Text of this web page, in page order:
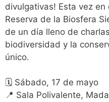
divulgativas! Esta vez en
Reserva de la Biosfera
de un día lleno de
biodiversidad y la
único.
🗓️ Sábado, 17 de mayo
📍 Sala Polivalente,